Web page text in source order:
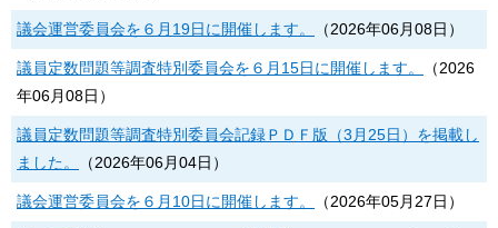
議会運営委員会を６月19日に開催します。 （2026年06月08日 ）
議員定数問題等調査特別委員会を６月15日に開催します。 （2026
年06月08日 ）
議員定数問題等調査特別委員会記録ＰＤＦ版（3月25日）を掲載し
ました。
（2026年06月04日 ）
議会運営委員会を６月10日に開催します。 （2026年05月27日 ）